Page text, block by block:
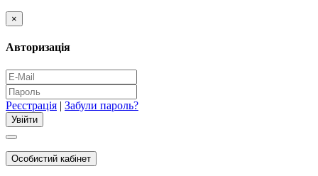
×
Авторизація
Реєстрація | Забули пароль?
Особистий кабінет